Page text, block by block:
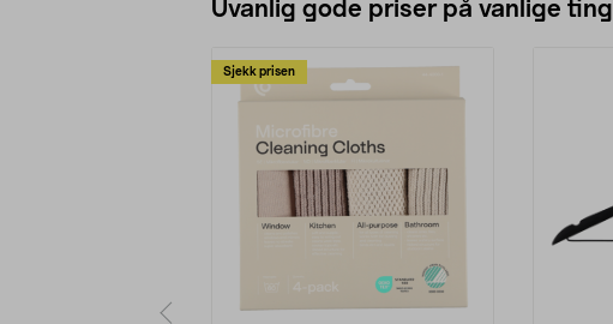
Uvanlig gode priser på vanlige ting
Sjekk prisen